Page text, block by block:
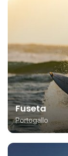
Fuseta
Portogallo